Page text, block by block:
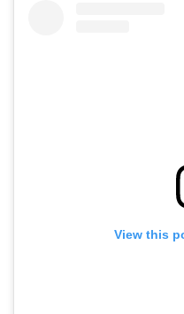
View this